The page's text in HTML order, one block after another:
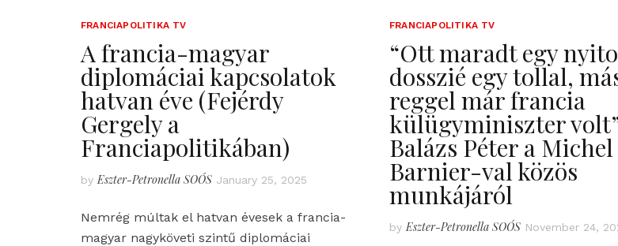
FRANCIAPOLITIKA TV
A francia-magyar
diplomáciai kapcsolatok
hatvan éve (Fejérdy
Gergely a
Franciapolitikában)
by Eszter-Petronella SOÓS January 25, 2025
Nemrég múltak el hatvan évesek a francia-
magyar nagyköveti szintű diplomáciai
FRANCIAPOLITIKA TV
“Ott maradt egy
dosszié egy tollal,
reggel már francia
külügyminiszter
Balázs Péter a Michel
Barnier-val közös
munkájáról
by Eszter-Petronella SOÓS November 24,